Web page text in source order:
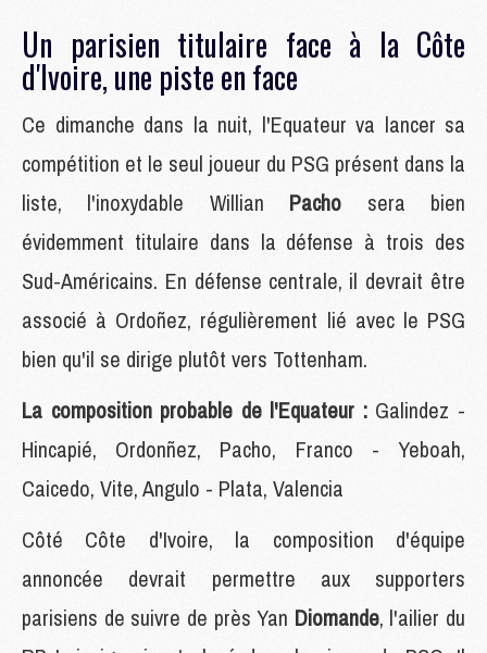
Un parisien titulaire face à la Côte
d'Ivoire, une piste en face
Ce dimanche dans la nuit, l'Equateur va lancer sa
compétition et le seul joueur du PSG présent dans la
liste, l'inoxydable Willian Pacho sera bien
évidemment titulaire dans la défense à trois des
Sud-Américains. En défense centrale, il devrait être
associé à Ordoñez, régulièrement lié avec le PSG
bien qu'il se dirige plutôt vers Tottenham.
La composition probable de l'Equateur : Galindez -
Hincapié, Ordonñez, Pacho, Franco - Yeboah,
Caicedo, Vite, Angulo - Plata, Valencia
Côté Côte d'Ivoire, la composition d'équipe
annoncée devrait permettre aux supporters
parisiens de suivre de près Yan Diomande, l'ailier du